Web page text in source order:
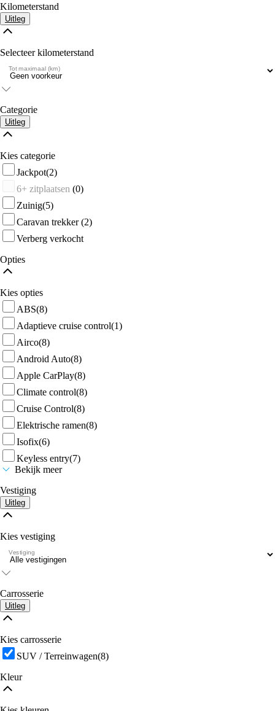
Kilometerstand
Uitleg
Selecteer kilometerstand
Tot maximaal (km)
Categorie
Uitleg
Kies categorie
Jackpot(2)
6+ zitplaatsen (0)
Zuinig(5)
Caravan trekker(2)
Verberg verkocht
Opties
Kies opties
ABS(8)
Adaptieve cruise control(1)
Airco(8)
Android Auto(8)
Apple CarPlay(8)
Climate control(8)
Cruise Control(8)
Elektrische ramen(8)
Isofix(6)
Keyless entry(7)
Bekijk meer
Vestiging
Uitleg
Kies vestiging
Vestiging
Carrosserie
Uitleg
Kies carrosserie
SUV / Terreinwagen(8)
Kleur